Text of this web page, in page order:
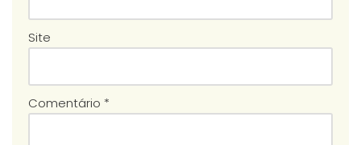
Site
Comentário *